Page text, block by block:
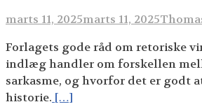
marts 11, 2025marts 11, 2025
Forlagets gode råd om retoriske
indlæg handler om forskellen
sarkasme, og hvorfor det er godt
historie. […]